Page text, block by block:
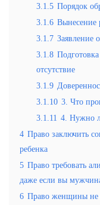
3.1.5 Порядок
3.1.6 Вынесение
3.1.7 Заявление
3.1.8
отсутствие
3.1.9
3.1.10 3. Что
3.1.11 4. Нужно
4 Право заключить
ребенка
5 Право требовать
даже если вы
6 Право женщины не